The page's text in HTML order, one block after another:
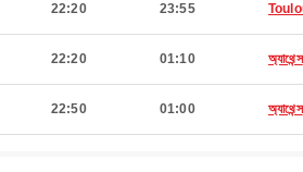
22:20 23:55
22:20 01:10 অ্যাথেন্স
22:50 01:00 অ্যাথেন্স